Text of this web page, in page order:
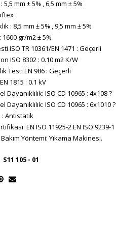
mm ± 5% , 6,5 mm ± 5%
: 8,5 mm ± 5% , 9,5 mm ± 5%
1600 gr/m2 ± 5%
ISO TR 10361/EN 1471 : Geçerli
ISO 8302 : 0.10 m2 K/W
Testi EN 986 : Geçerli
1815 : 0.1 kV
Dayanıklılık: ISO CD 10965 : 4x108 ?
Dayanıklılık: ISO CD 10965 : 6x1010 ?
: Antistatik
EN ISO 11925-2 EN ISO 9239-1
Yöntemi: Yıkama Makinesi.
S11 105 - 01